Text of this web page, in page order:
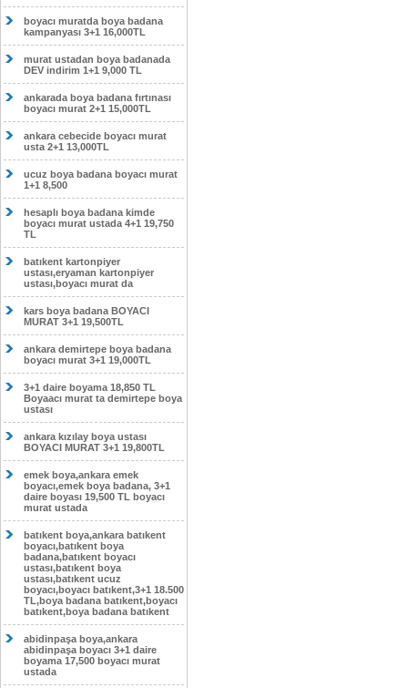
boyacı muratda boya badana
kampanyası 3+1 16,000TL
murat ustadan boya badanada
DEV indirim 1+1 9,000 TL
ankarada boya badana fırtınası
boyacı murat 2+1 15,000TL
ankara cebecide boyacı murat
usta 2+1 13,000TL
ucuz boya badana boyacı murat
1+1 8,500
hesaplı boya badana kimde
boyacı murat ustada 4+1 19,750
TL
batıkent kartonpiyer
ustası,eryaman kartonpiyer
ustası,boyacı murat da
kars boya badana BOYACI
MURAT 3+1 19,500TL
ankara demirtepe boya badana
boyacı murat 3+1 19,000TL
3+1 daire boyama 18,850 TL
Boyaacı murat ta demirtepe boya
ustası
ankara kızılay boya ustası
BOYACI MURAT 3+1 19,800TL
emek boya,ankara emek
boyacı,emek boya badana, 3+1
daire boyası 19,500 TL boyacı
murat ustada
batıkent boya,ankara batıkent
boyacı,batıkent boya
badana,batıkent boyacı
ustası,batıkent boya
ustası,batıkent ucuz
boyacı,boyacı batıkent,3+1 18.500
TL,boya badana batıkent,boyacı
batıkent,boya badana batıkent
abidinpaşa boya,ankara
abidinpaşa boyacı 3+1 daire
boyama 17,500 boyacı murat
ustada